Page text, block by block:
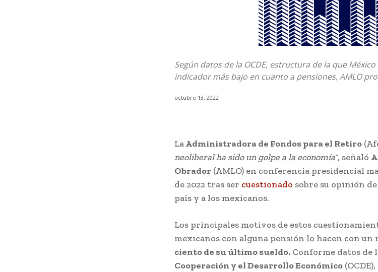
Según datos de la OCDE, estructura de la que
indicador más bajo en cuanto a pensiones, AMLO
octubre 13, 2022
LaAdministradora de Fondos para el Retiro
neoliberal ha sido un golpe a la economía“, señaló
Obrador (AMLO) en conferencia presidencial
de 2022 tras ser cuestionado sobre su opinión
país y a los mexicanos.
Los principales motivos de estos
mexicanos con alguna pensión lo hacen con un
ciento de su último sueldo. Conforme datos de
Cooperación y el Desarrollo Económico